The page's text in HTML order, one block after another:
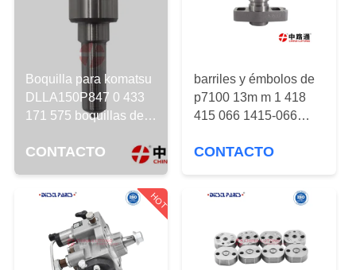
FÁBRICA
CONTROL
DE
CALIDAD
ÉNTRENOS
CONTACTO
CON
Boquilla para komatsu
DLLA150P847 0 433
171 575 boquillas de
common rail boquillas
CONTACTO
barriles y émbolos de
p7100 13m m 1 418
415 066 1415-066
barriles del 13m m
CONTACTO
HOT